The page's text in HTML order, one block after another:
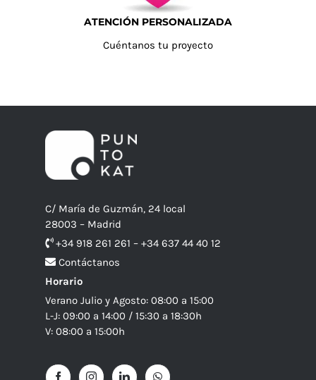
ATENCIÓN PERSONALIZADA
Cuéntanos tu proyecto
C/ María de Guzmán, 24 local
28003 – Madrid
+34 918 261 261 – +34 637 44 40 12
Contáctanos
Horario
Verano Julio y Agosto: 08:00 a 15:00
L-J: 09:00 a 14:00 / 15:30 a 18:30h
V: 08:00 a 15:00h